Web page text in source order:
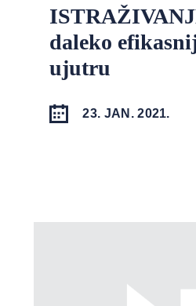
daleko
ujutru
23. JAN. 2021.